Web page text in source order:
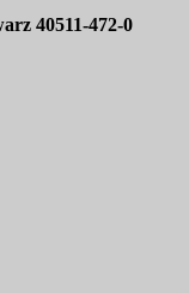
40511-472-0